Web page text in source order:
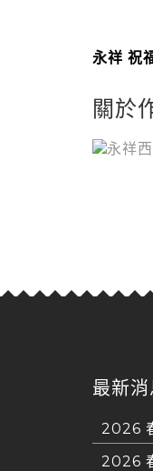
永祥 祝
關於
最新消
2026
2026